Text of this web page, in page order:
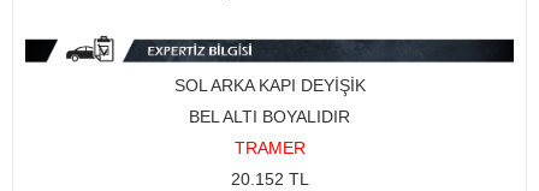
SOL ARKA KAPI DEYİŞİK
BEL ALTI BOYALIDIR
TRAMER
20.152 TL